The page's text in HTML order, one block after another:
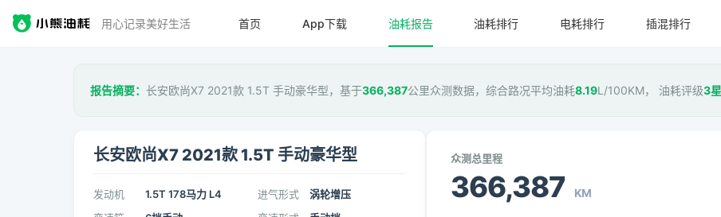
用心记录美好生活 首页 App下载 油耗报告 油耗排行 电耗排行 插混排行
报告摘要： 长安欧尚X7 2021款 1.5T 手动豪华型，基于366,387公里众测数据，综合路况平均油耗8.19L/100KM， 油耗评级3星
长安欧尚X7 2021款 1.5T 手动豪华型
发动机 1.5T 178马力 L4 进气形式
涡轮增压
众测总里程
366,387 KM